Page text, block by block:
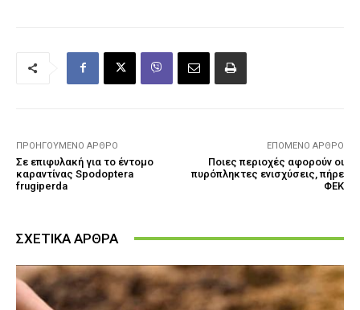
ΠΡΟΗΓΟΎΜΕΝΟ ΆΡΘΡΟ
Σε επιφυλακή για το έντομο
καραντίνας Spodoptera
frugiperda
ΕΠΌΜΕΝΟ ΆΡΘΡΟ
Ποιες περιοχές αφορούν οι
πυρόπληκτες ενισχύσεις, πήρε
ΦΕΚ
ΣΧΕΤΙΚΑ ΑΡΘΡΑ